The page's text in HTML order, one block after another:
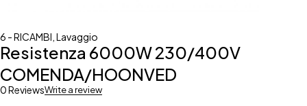
6 - RICAMBI Lavaggio
Resistenza 6000W 230/400V
COMENDA/HOONVED
0 ReviewsWrite a review